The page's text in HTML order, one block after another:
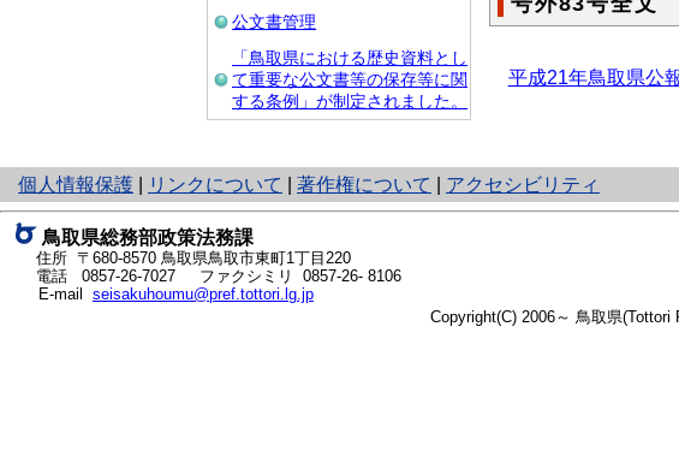
公文書管理
「鳥取県における歴史資料とし
て重要な公文書等の保存等に関
する条例」が制定されました。
平成21年鳥取県公
個人情報保護
と
り
ネ
ッ
ト
へ
リンクについて 著作権について アクセシビリティ
鳥取県総務部政策法務課
住所 〒680-8570 鳥取県鳥取市東町1丁目220
電話 0857-26-7027
ファクシミリ 0857-26- 8106
E-mail seisakuhoumu@pref.tottori.lg.jp
Copyright(C) 2006～ 鳥取県